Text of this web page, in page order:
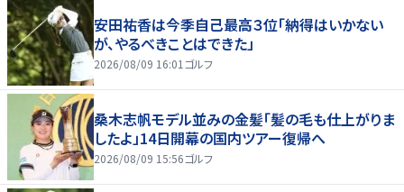
安田祐香は今季自己最高３位「納得はいかない
が、やるべきことはできた」
2026/08/09 16:01 ゴルフ
桑木志帆モデル並みの金髪「髪の毛も仕上がりま
したよ」14日開幕の国内ツアー復帰へ
2026/08/09 15:56ゴルフ